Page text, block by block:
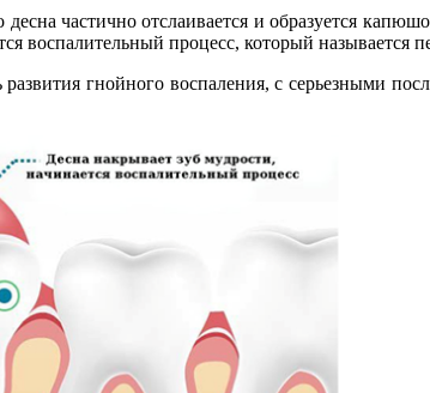
десна частично отслаивается и образуется
воспалительный процесс, который называется
развития гнойного воспаления, с серьезными